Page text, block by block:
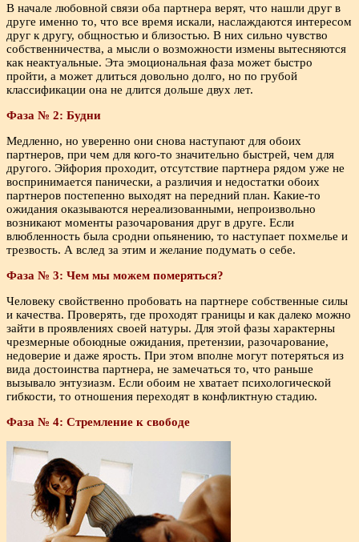
В начале любовной связи оба партнера верят, что нашли друг в
друге именно то, что все время искали, наслаждаются интересом
друг к другу, общностью и близостью. В них сильно чувство
собственничества, а мысли о возможности измены вытесняются
как неактуальные. Эта эмоциональная фаза может быстро
пройти, а может длиться довольно долго, но по грубой
классификации она не длится дольше двух лет.
Фаза № 2: Будни
Медленно, но уверенно они снова наступают для обоих
партнеров, при чем для кого-то значительно быстрей, чем для
другого. Эйфория проходит, отсутствие партнера рядом уже не
воспринимается панически, а различия и недостатки обоих
партнеров постепенно выходят на передний план. Какие-то
ожидания оказываются нереализованными, непроизвольно
возникают моменты разочарования друг в друге. Если
влюбленность была сродни опьянению, то наступает похмелье и
трезвость. А вслед за этим и желание подумать о себе.
Фаза № 3: Чем мы можем померяться?
Человеку свойственно пробовать на партнере собственные силы
и качества. Проверять, где проходят границы и как далеко можно
зайти в проявлениях своей натуры. Для этой фазы характерны
чрезмерные обоюдные ожидания, претензии, разочарование,
недоверие и даже ярость. При этом вполне могут потеряться из
вида достоинства партнера, не замечаться то, что раньше
вызывало энтузиазм. Если обоим не хватает психологической
гибкости, то отношения переходят в конфликтную стадию.
Фаза № 4: Стремление к свободе